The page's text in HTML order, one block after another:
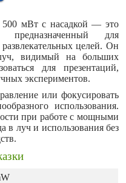
500 мВт с насадкой — это
предназначенный для
целей. Он
видимый на больших
для презентаций,
экспериментов.
или фокусировать
использования.
при работе с мощными
в луч и использования без